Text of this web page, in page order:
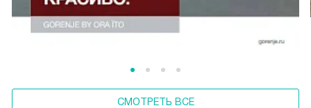
СМОТРЕТЬ ВСЕ